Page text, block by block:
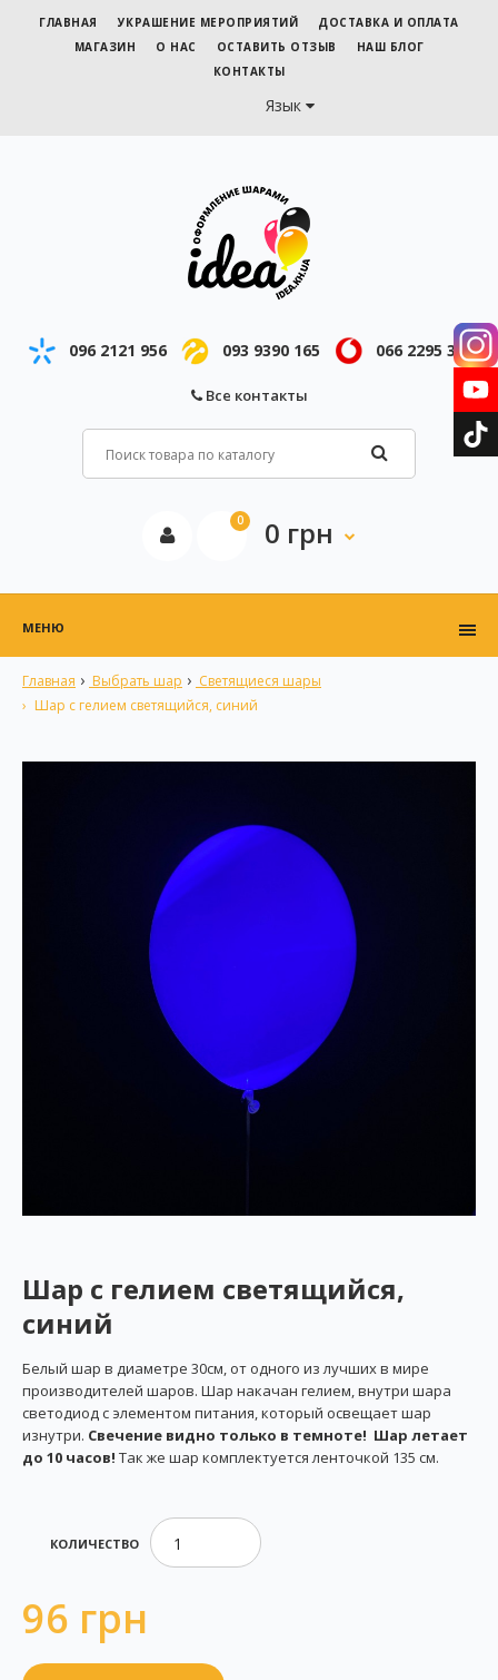
ГЛАВНАЯ УКРАШЕНИЕ МЕРОПРИЯТИЙ
ДОСТАВКА И ОПЛАТА
МАГАЗИН
О НАС ОСТАВИТЬ ОТЗЫВ
НАШ БЛОГ
КОНТАКТЫ
Язык
096 2121 956 093 9390 165 066 2295 343
Все контакты
0 0 грн
МЕНЮ
Главная Выбрать шар
Светящиеся шары
Шар с гелием светящийся, синий
Шар с гелием светящийся,
синий
Белый шар в диаметре 30см, от одного из лучших в мире
производителей шаров. Шар накачан гелием, внутри шара
светодиод с элементом питания, который освещает шар
изнутри. Свечение видно только в темноте! Шар летает
до 10 часов! Так же шар комплектуется ленточкой 135 см.
КОЛИЧЕСТВО
96 грн